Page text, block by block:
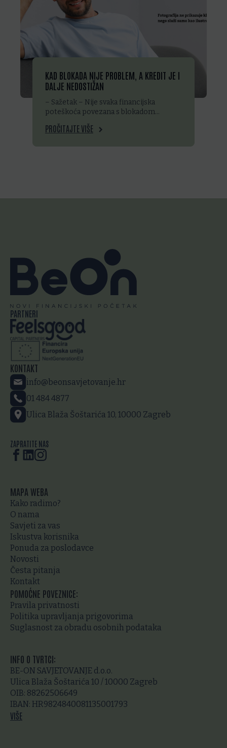
KAD BLOKADA NIJE PROBLEM, A KREDIT JE I
DALJE NEDOSTIŽAN
– Sažetak – Nije svaka financijska
poteškoća povezana s blokadom…
PROČITAJTE VIŠE
PARTNERI
KONTAKT
info@beonsavjetovanje.hr
01 484 4877
Ulica Blaža Šoštarića 10, 10000 Zagreb
ZAPRATITE NAS
MAPA WEBA
Kako radimo?
O nama
Savjeti za vas
Iskustva korisnika
Ponuda za poslodavce
Novosti
Česta pitanja
Kontakt
POMOĆNE POVEZNICE:
Pravila privatnosti
Politika upravljanja prigovorima
Suglasnost za obradu osobnih podataka
INFO O TVRTCI:
BE-ON SAVJETOVANJE d.o.o.
Ulica Blaža Šoštarića 10 / 10000 Zagreb
OIB: 88262506649
IBAN: HR9824840081135001793
VIŠE